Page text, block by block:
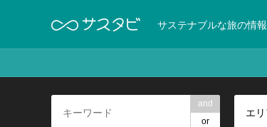
サステナブルな旅の情
and
or
エ